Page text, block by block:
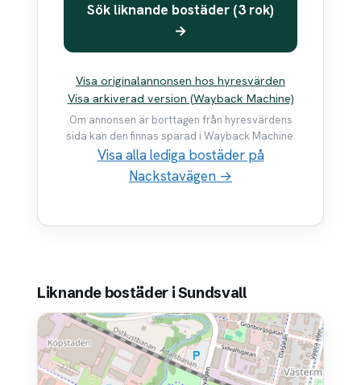
Sök liknande bostäder (3 rok)
→
Visa originalannonsen hos hyresvärden
Visa arkiverad version (Wayback Machine)
Om annonsen är borttagen från hyresvärdens
sida kan den finnas sparad i Wayback Machine.
Visa alla lediga bostäder på
Nackstavägen →
Liknande bostäder i Sundsvall